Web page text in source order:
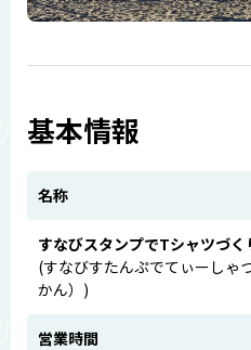
基本情報
名称
すなびスタンプでTシャツづく
(すなびすたんぷでてぃーしゃ
かん）)
営業時間